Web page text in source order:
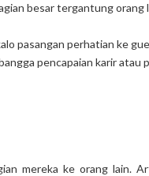
besar tergantung orang
pasangan perhatian ke
pencapaian karir atau
mereka ke orang lain.